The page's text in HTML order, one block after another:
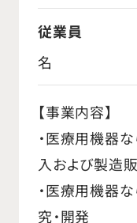
従業員
名
【事業内容】
・医療用機器
入および製造
・医療用機器
究・開発